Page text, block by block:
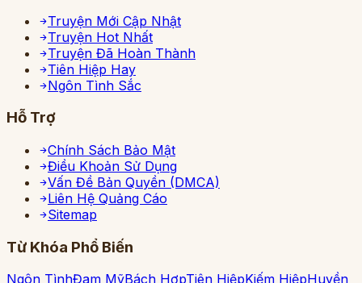
Truyện Mới Cập Nhật
Truyện Hot Nhất
Truyện Đã Hoàn Thành
Tiên Hiệp Hay
Ngôn Tình Sắc
Hỗ Trợ
Chính Sách Bảo Mật
Điều Khoản Sử Dụng
Vấn Đề Bản Quyền (DMCA)
Liên Hệ Quảng Cáo
Sitemap
Từ Khóa Phổ Biến
Ngôn TìnhĐam MỹBách HợpTiên HiệpKiếm HiệpHuyền